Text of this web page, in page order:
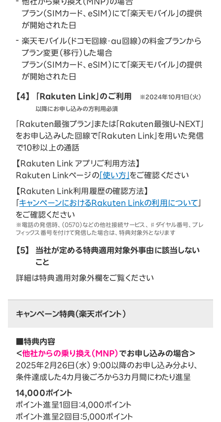
プラン（SIMカード、eSIM）にて「楽天モバイル」の提供
が開始された日
楽天モバイル（ドコモ回線・au回線）の料金プランから
プラン変更（移行）した場合
プラン（SIMカード、eSIM）にて「楽天モバイル」の提供
が開始された日
【4】 「Rakuten Link」のご利用
※2024年10月1日（火）
以降にお申し込みの方利用必須
「Rakuten最強プラン」または「Rakuten最強U-NEXT」
をお申し込みした回線で「Rakuten Link」を用いた発信
で10秒以上の通話
【Rakuten Link アプリご利用方法】
Rakuten Linkページの「使い方」 をご確認ください
【Rakuten Link利用履歴の確認方法】
「キャンペーンにおけるRakuten Linkの利用について
をご確認ください
※電話の発信時、（0570）などの他社接続サービス、♯ダイヤル番号、プレ
フィックス番号を付けて発信した場合は、特典対象外となります
【5】
当社が定める特典適用対象外事由に該当しない
こと
詳細は特典適用対象外欄をご覧ください
キャンペーン特典（楽天ポイント）
■特典内容
＜他社からの乗り換え（MNP）でお申し込みの場合＞
2025年2月26日（水） 9:00以降のお申し込み分より、
条件達成した4カ月後ごろから3カ月間にわたり進呈
14,000ポイント
ポイント進呈1回目：4,000ポイント
ポイント進呈2回目：5,000ポイント